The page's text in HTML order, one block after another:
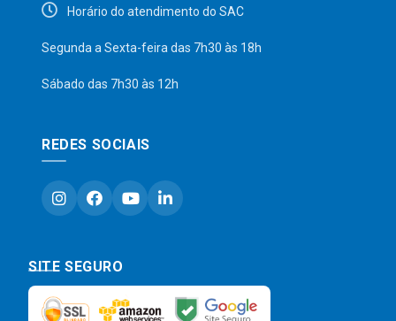
Horário do atendimento do SAC
Segunda a Sexta-feira das 7h30 às 18h
Sábado das 7h30 às 12h
REDES SOCIAIS
SITE SEGURO